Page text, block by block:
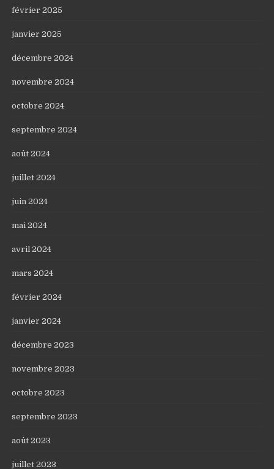
février 2025
janvier 2025
décembre 2024
novembre 2024
octobre 2024
septembre 2024
août 2024
juillet 2024
juin 2024
mai 2024
avril 2024
mars 2024
février 2024
janvier 2024
décembre 2023
novembre 2023
octobre 2023
septembre 2023
août 2023
juillet 2023